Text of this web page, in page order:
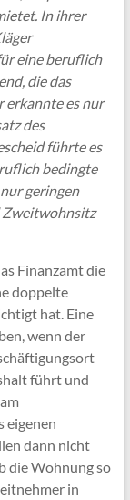
In ihrer
eine beruflich
die das
erkannte es nur
des
führte es
bedingte
geringen
Zweitwohnsitz
Finanzamt die
doppelte
hat. Eine
wenn der
führt und
eigenen
dann nicht
die Wohnung so
in